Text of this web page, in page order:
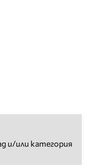
и/или категория